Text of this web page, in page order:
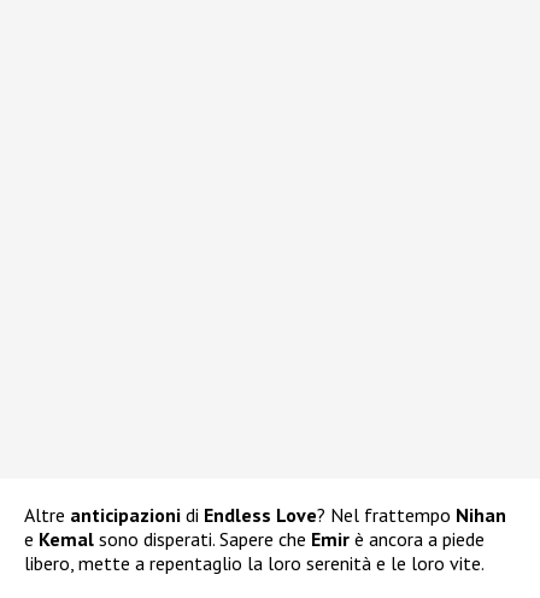
Altre anticipazioni di Endless Love? Nel frattempo Nihan
e Kemal sono disperati. Sapere che Emir è ancora a piede
libero, mette a repentaglio la loro serenità e le loro vite.